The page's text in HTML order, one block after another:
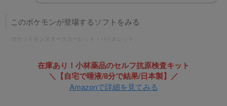
このポケモンが登場するソフトをみる
ポケットモンスタースカーレット・バイオレット
在庫あり！小林薬品のセルフ抗原検査キット
＼【自宅で唾液/8分で結果/日本製】／
Amazonで詳細を見てみる